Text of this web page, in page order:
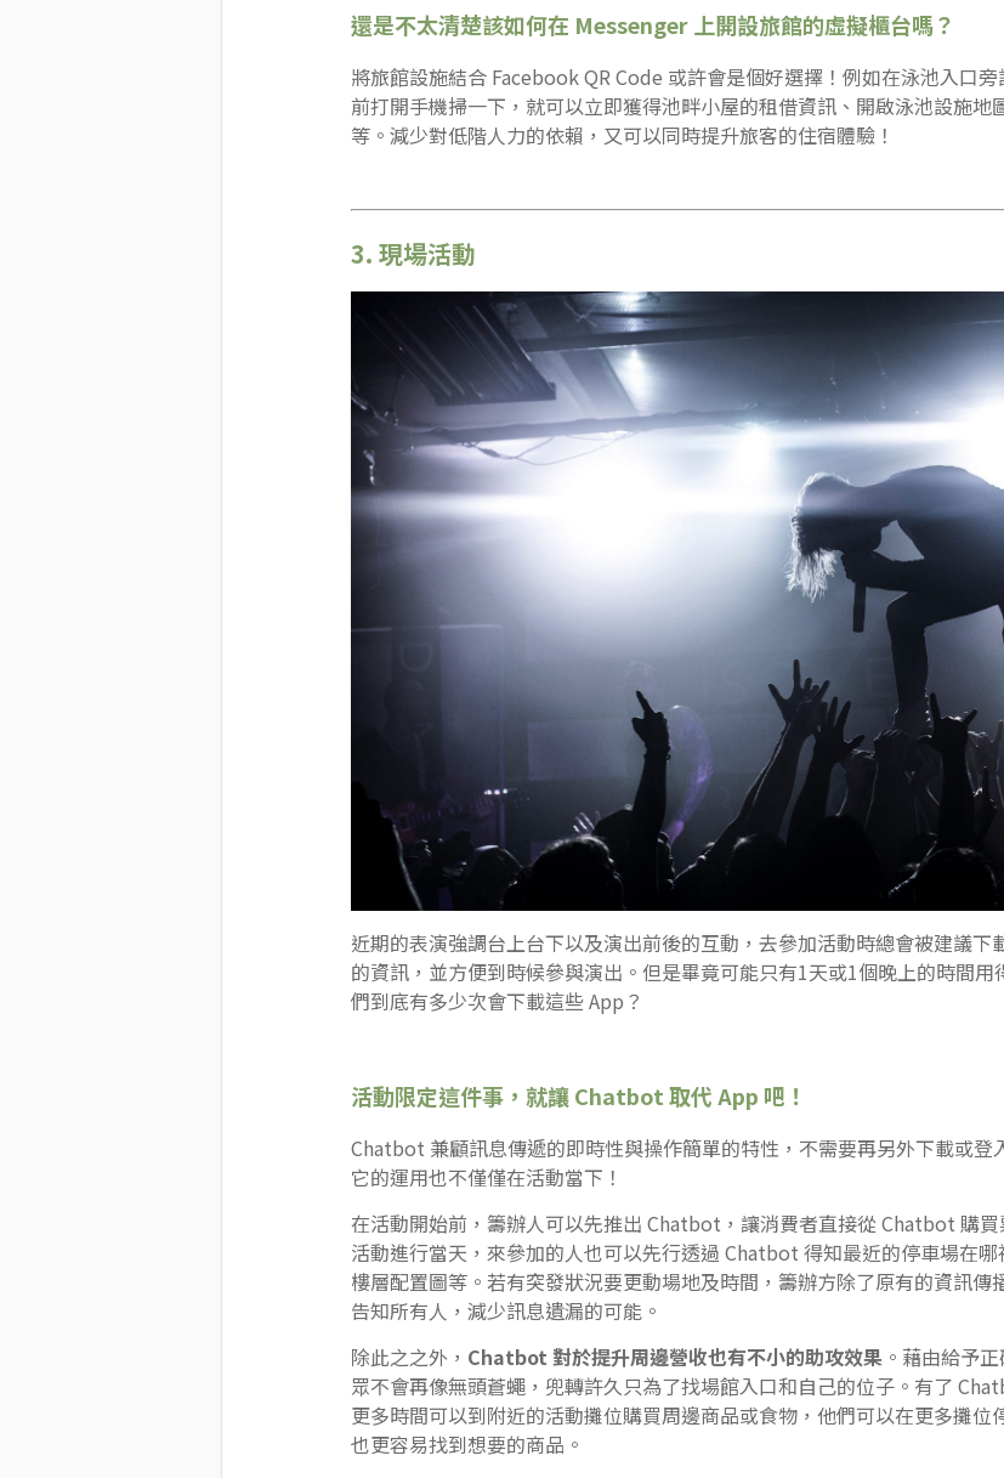
還是不太清楚該如何在 Messenger 上開設旅館的虛擬櫃台嗎？
將旅館設施結合 Facebook QR Code 或許會是個好選擇！例如在泳池入口
前打開手機掃一下，就可以立即獲得池畔小屋的租借資訊、開啟泳池設施地
等。減少對低階人力的依賴，又可以同時提升旅客的住宿體驗！
3. 現場活動
近期的表演強調台上台下以及演出前後的互動，去參加活動時總會被建議下
的資訊，並方便到時候參與演出。但是畢竟可能只有1天或1個晚上的時間
們到底有多少次會下載這些 App？
活動限定這件事，就讓 Chatbot 取代 App 吧！
Chatbot 兼顧訊息傳遞的即時性與操作簡單的特性，不需要再另外下載或登
它的運用也不僅僅在活動當下！
在活動開始前，籌辦人可以先推出 Chatbot，讓消費者直接從 Chatbot 購
活動進行當天，來參加的人也可以先行透過 Chatbot 得知最近的停車場在
樓層配置圖等。若有突發狀況要更動場地及時間，籌辦方除了原有的資訊傳
告知所有人，減少訊息遺漏的可能。
除此之之外， Chatbot 對於提升周邊營收也有不小的助攻效果 。藉由給予
眾不會再像無頭蒼蠅，兜轉許久只為了找場館入口和自己的位子。有了
更多時間可以到附近的活動攤位購買周邊商品或食物，他們可以在更多攤位
也更容易找到想要的商品。